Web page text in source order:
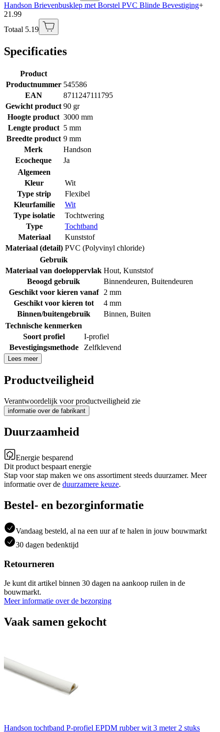
Handson Brievenbusklep met Borstel PVC Blinde Bevestiging+
21.99
Totaal 5.19
Specificaties
Product
Productnummer 545586
EAN
8711247111795
Gewicht product 90 gr
Hoogte product 3000 mm
Lengte product 5 mm
Breedte product 9 mm
Merk
Handson
Ecocheque
Ja
Algemeen
Kleur
Wit
Type strip
Flexibel
Kleurfamilie
Wit
Type isolatie
Tochtwering
Type
Tochtband
Materiaal
Kunststof
Materiaal (detail) PVC (Polyvinyl chloride)
Gebruik
Materiaal van doeloppervlak Hout, Kunststof
Beoogd gebruik
Binnendeuren, Buitendeuren
Geschikt voor kieren vanaf
2 mm
Geschikt voor kieren tot
4 mm
Binnen/buitengebruik
Binnen, Buiten
Technische kenmerken
Soort profiel
I-profiel
Bevestigingsmethode
Zelfklevend
Lees meer
Productveiligheid
Verantwoordelijk voor productveiligheid zie
informatie over de fabrikant
Duurzaamheid
Energie besparend
Dit product bespaart energie
Stap voor stap maken we ons assortiment steeds duurzamer. Meer
informatie over de duurzamere keuze.
Bestel- en bezorginformatie
Vandaag besteld, al na een uur af te halen in jouw bouwmarkt
30 dagen bedenktijd
Retourneren
Je kunt dit artikel binnen 30 dagen na aankoop ruilen in de
bouwmarkt.
Meer informatie over de bezorging
Vaak samen gekocht
Handson tochtband P-profiel EPDM rubber wit 3 meter 2 stuks